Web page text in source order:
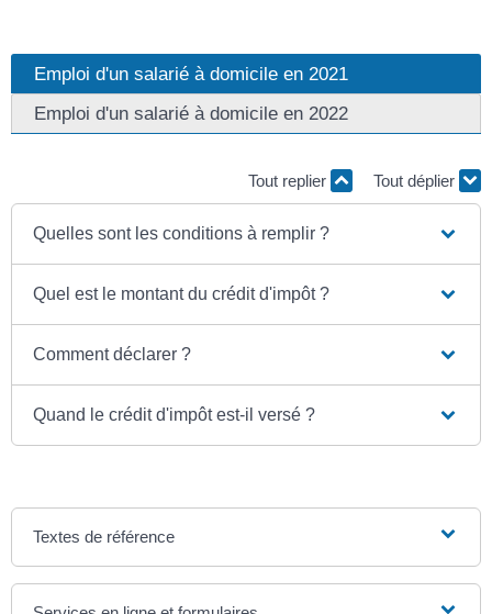
Emploi d'un salarié à domicile en 2021
Emploi d'un salarié à domicile en 2022
Tout replier Tout déplier
Quelles sont les conditions à remplir ?
Quel est le montant du crédit d'impôt ?
Comment déclarer ?
Quand le crédit d'impôt est-il versé ?
Textes de référence